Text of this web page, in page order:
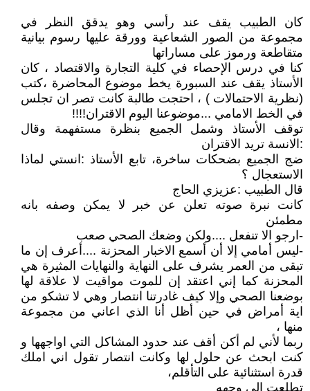
كان الطبيب يقف عند رأسي وهو يدقق النظر في
مجموعة من الصور الشعاعية وورقة عليها رسوم بيانية
متقاطعة ورموز على مساراتها
كنا في درس الإحصاء في كلية التجارة والاقتصاد ، كان
الأستاذ يقف عند السبورة يخط موضوع المحاضرة ،كتب
(نظرية الاحتمالات ) ، احتجت طالبة كانت تصر ان تجلس
في الخط الامامي ...موضوعنا اليوم الاقتران!!!!
توقف الأستاذ وشمل الجميع بنظرة مستفهمة وقال
:الانسة تريد الاقتران
ضج الجميع بضحكات ساخرة، تابع الأستاذ :انستي لماذا
الاستعجال ؟
قال الطبيب :عزيزي الحاج
كانت نبرة صوته تعلن عن خبر لا يمكن وصفه بانه
مطمئن
-ارجو الا تنفعل ....ولكن وضعك الصحي صعب
-ليس أمامي إلا أن أسمع الاخبار المحزنة ....أعرف إن ما
تبقى من العمر يشرف على النهاية والنهايات المثيرة هي
المحزنة كما إني اعتقد إن للموت مواقيت لا علاقة لها
بوضعنا الصحي وإلا كيف غادرتنا انتصار وهي لا تشكو من
اية أمراض في حين أظل أنا الذي اعاني من مجموعة
منها ،
ربما لأني لم أكن أقف عند حدود المشاكل التي اواجهها و
كنت ابحث عن حلول لها وكانت انتصار تقول اني املك
قدرة استثنائية على التأقلم،
تطلعت الى وجهه